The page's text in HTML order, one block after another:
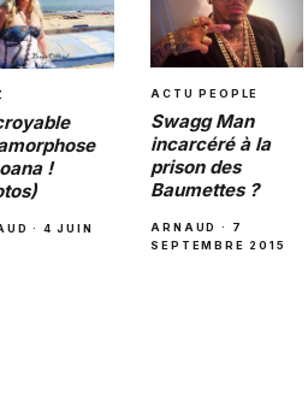
!
· 4 JUIN
ACTU PEOPLE
Swagg Man
incarcéré à la
prison des
Baumettes ?
ARNAUD · 7
SEPTEMBRE 2015